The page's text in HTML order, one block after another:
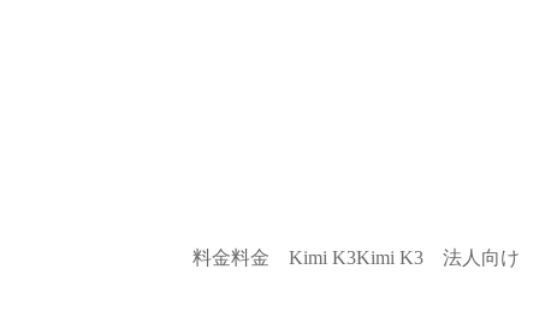
料金料金 Kimi K3Kimi K3 法人向け